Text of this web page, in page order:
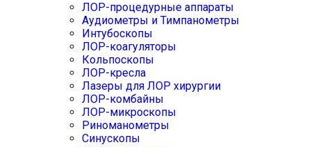
ЛОР-процедурные аппараты
Аудиометры и Тимпанометры
Интубоскопы
ЛОР-коагуляторы
Кольпоскопы
ЛОР-кресла
Лазеры для ЛОР хирургии
ЛОР-комбайны
ЛОР-микроскопы
Риноманометры
Синускопы